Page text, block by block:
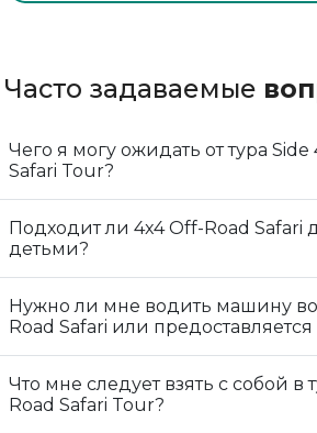
Часто задаваемые
Чего я могу ожидать от тура Side
Safari Tour?
Подходит ли 4x4 Off-Road Safari
детьми?
Нужно ли мне водить машину
Road Safari или
Что мне следует взять с собой в
Road Safari Tour?